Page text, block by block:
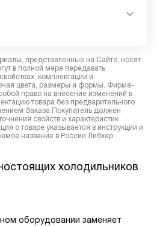
представленные на Сайте, носят
в полной мере передавать
комплектации и
цвета, размеры и формы. Фирма-
право на внесение изменений в
товара без предварительного
Заказа Покупатель должен
свойств и характеристик
о товаре указывается в инструкции и
название в России Либхер
холодильников
оборудовании заменяет